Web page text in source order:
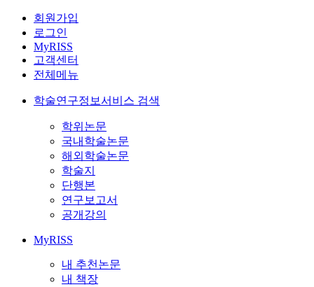
회원가입
로그인
MyRISS
고객센터
전체메뉴
학술연구정보서비스 검색
학위논문
국내학술논문
해외학술논문
학술지
단행본
연구보고서
공개강의
MyRISS
내 추천논문
내 책장